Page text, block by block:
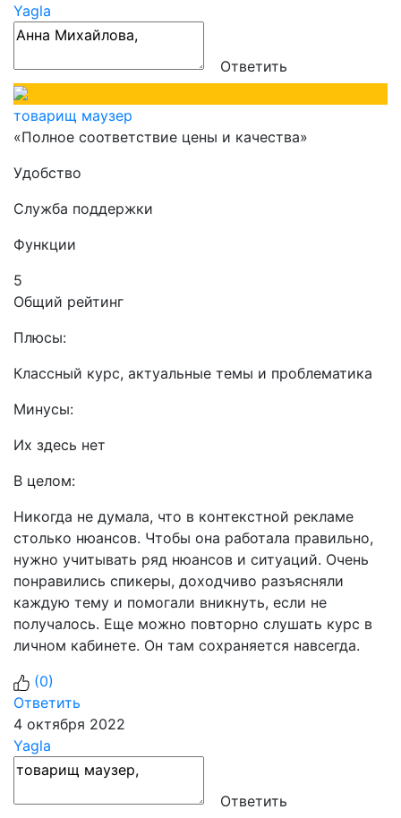
Yagla
Ответить
товарищ маузер
«Полное соответствие цены и качества»
Удобство
Служба поддержки
Функции
5
Общий рейтинг
Плюсы:
Классный курс, актуальные темы и проблематика
Минусы:
Их здесь нет
В целом:
Никогда не думала, что в контекстной рекламе
столько нюансов. Чтобы она работала правильно,
нужно учитывать ряд нюансов и ситуаций. Очень
понравились спикеры, доходчиво разъясняли
каждую тему и помогали вникнуть, если не
получалось. Еще можно повторно слушать курс в
личном кабинете. Он там сохраняется навсегда.
(0)
Ответить
4 октября 2022
Yagla
Ответить